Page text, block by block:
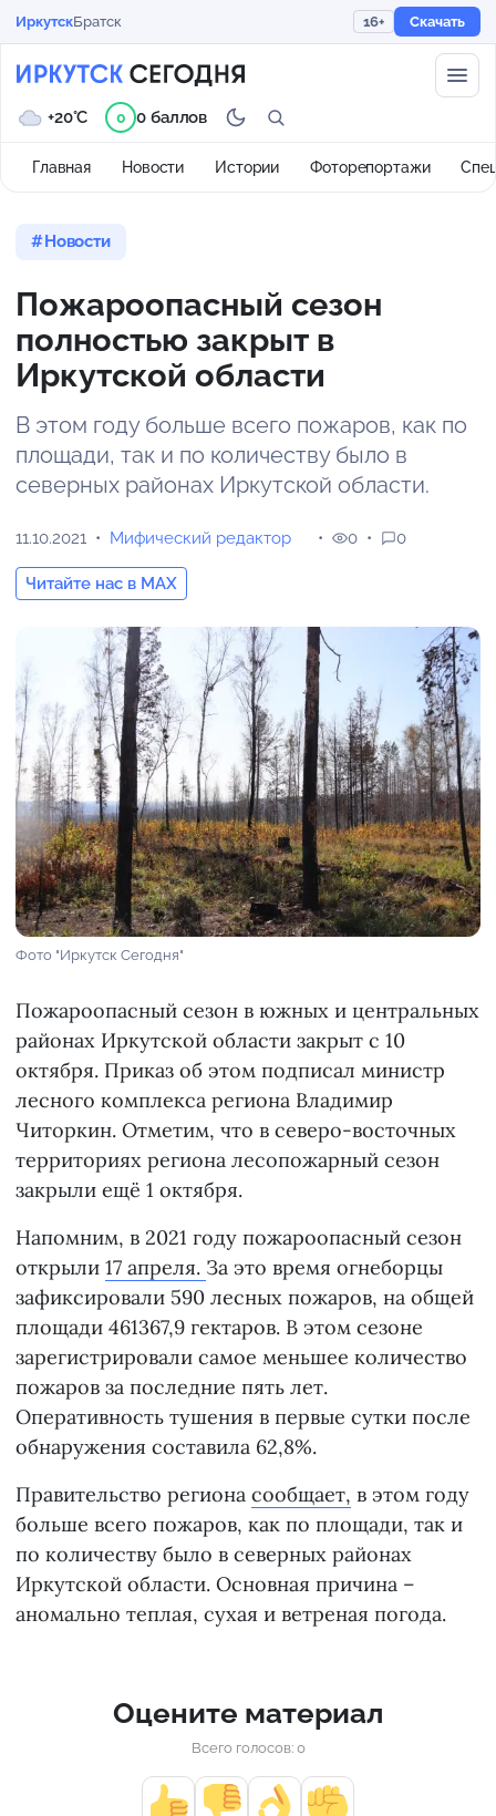
ИркутскБратск 16+ Скачать
Главная Новости Истории Фоторепортажи
+20°C 0 0 баллов
Новости
Пожароопасный сезон
полностью закрыт в
Иркутской области
В этом году больше всего пожаров, как по
площади, так и по количеству было в
северных районах Иркутской области.
11.10.2021 Мифический редактор
Читайте нас в MAX
0 0
Фото "Иркутск Сегодня"
Пожароопасный сезон в южных и центральных
районах Иркутской области закрыт с 10
октября. Приказ об этом подписал министр
лесного комплекса региона Владимир
Читоркин. Отметим, что в северо-восточных
территориях региона лесопожарный сезон
закрыли ещё 1 октября.
Напомним, в 2021 году пожароопасный сезон
открыли 17 апреля. За это время огнеборцы
зафиксировали 590 лесных пожаров, на общей
площади 461367,9 гектаров. В этом сезоне
зарегистрировали самое меньшее количество
пожаров за последние пять лет.
Оперативность тушения в первые сутки после
обнаружения составила 62,8%.
Правительство региона сообщает, в этом году
больше всего пожаров, как по площади, так и
по количеству было в северных районах
Иркутской области. Основная причина –
аномально теплая, сухая и ветреная погода.
Оцените материал
Всего голосов: 0